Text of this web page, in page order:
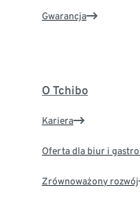
Gwarancja
O Tchibo
Kariera
Oferta dla biur i
Zrównoważony rozwój